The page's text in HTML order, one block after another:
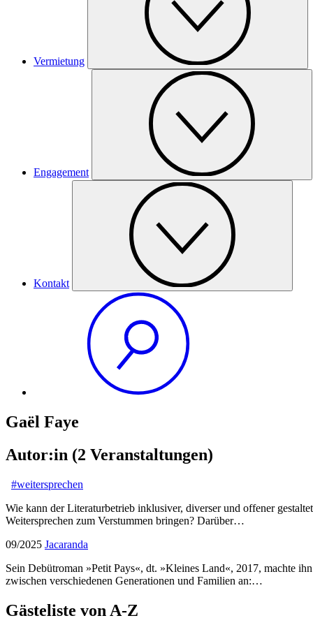
Vermietung
Engagement
Kontakt
Gaël Faye
Autor:in (2 Veranstaltungen)
#weitersprechen
Wie kann der Literaturbetrieb inklusiver, diverser und offener
Weitersprechen zum Verstummen bringen? Darüber…
09/2025 Jacaranda
Sein Debütroman »Petit Pays«, dt. »Kleines Land«, 2017, machte
zwischen verschiedenen Generationen und Familien an:…
Gästeliste von A-Z